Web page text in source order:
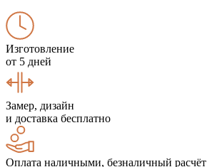
Изготовление
от 5 дней
Замер, дизайн
и доставка бесплатно
Оплата наличными, безналичный расчёт